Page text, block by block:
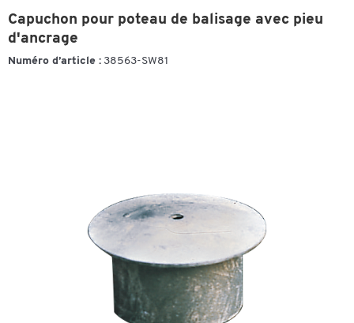
Capuchon pour poteau de balisage avec pieu
d'ancrage
Numéro d’article : 38563-SW81